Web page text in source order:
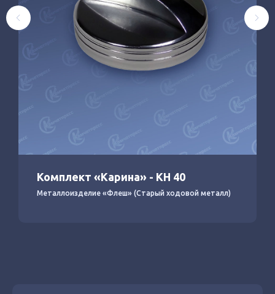
Комплект «Карина» - КН 40
Металлоизделие «Флеш» (Старый ходовой металл)